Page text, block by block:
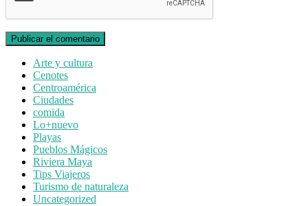
Arte y cultura
Cenotes
Centroamérica
Ciudades
comida
Lo+nuevo
Playas
Pueblos Mágicos
Riviera Maya
Tips Viajeros
Turismo de naturaleza
Uncategorized